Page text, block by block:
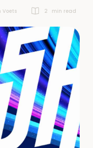
Voets 2 min read